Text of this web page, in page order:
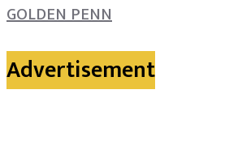
GOLDEN PENN
Advertisement